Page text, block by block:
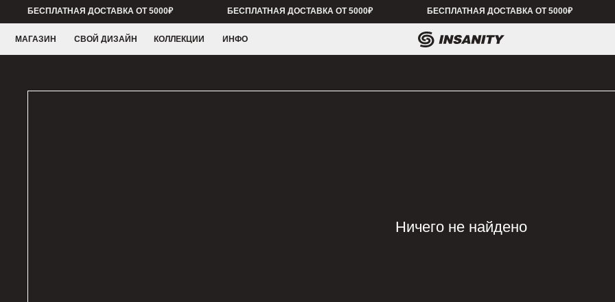
МАГАЗИН
БЕСПЛАТНАЯ ДОСТАВКА ОТ 5000₽
СВОЙ ДИЗАЙН ИНФО
КОЛЛЕКЦИИ
БЕСПЛАТНАЯ ДОСТАВКА ОТ 5000₽ БЕСПЛАТНАЯ ДОСТАВКА ОТ 5000₽ БЕСПЛАТНАЯ
Ничего не найдено